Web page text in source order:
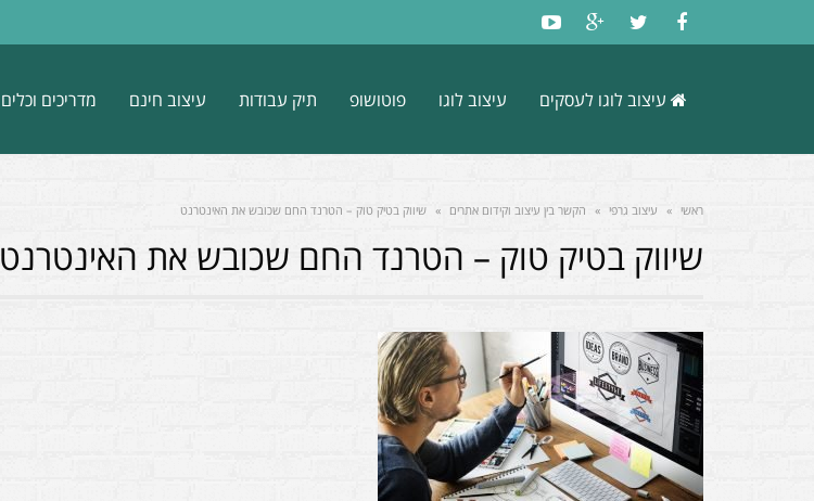
עיצוב לוגו לעסקים עיצוב לוגו פוטושופ תיק עבודות עיצוב חינם מדריכים וכלים
ראשי » עיצוב גרפי » הקשר בין עיצוב וקידום אתרים » שיווק בטיק טוק – הטרנד החם שכובש את האינטרנט
שיווק בטיק טוק – הטרנד החם שכובש את האינטרנט